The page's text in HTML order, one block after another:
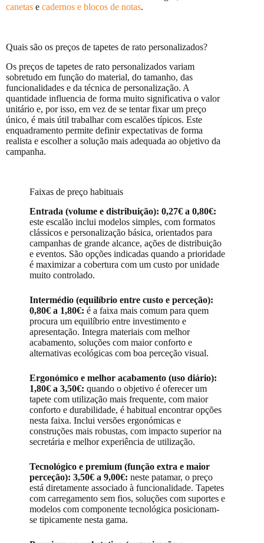
canetas e cadernos e blocos de notas.
Quais são os preços de tapetes de rato personalizados?
Os preços de tapetes de rato personalizados variam
sobretudo em função do material, do tamanho, das
funcionalidades e da técnica de personalização. A
quantidade influencia de forma muito significativa o valor
unitário e, por isso, em vez de se tentar fixar um preço
único, é mais útil trabalhar com escalões típicos. Este
enquadramento permite definir expectativas de forma
realista e escolher a solução mais adequada ao objetivo da
campanha.
Faixas de preço habituais
Entrada (volume e distribuição): 0,27€ a 0,80€:
este escalão inclui modelos simples, com formatos
clássicos e personalização básica, orientados para
campanhas de grande alcance, ações de distribuição
e eventos. São opções indicadas quando a prioridade
é maximizar a cobertura com um custo por unidade
muito controlado.
Intermédio (equilíbrio entre custo e perceção):
0,80€ a 1,80€: é a faixa mais comum para quem
procura um equilíbrio entre investimento e
apresentação. Integra materiais com melhor
acabamento, soluções com maior conforto e
alternativas ecológicas com boa perceção visual.
Ergonómico e melhor acabamento (uso diário):
1,80€ a 3,50€: quando o objetivo é oferecer um
tapete com utilização mais frequente, com maior
conforto e durabilidade, é habitual encontrar opções
nesta faixa. Inclui versões ergonómicas e
construções mais robustas, com impacto superior na
secretária e melhor experiência de utilização.
Tecnológico e premium (função extra e maior
perceção): 3,50€ a 9,00€: neste patamar, o preço
está diretamente associado à funcionalidade. Tapetes
com carregamento sem fios, soluções com suportes e
modelos com componente tecnológica posicionam-
se tipicamente nesta gama.